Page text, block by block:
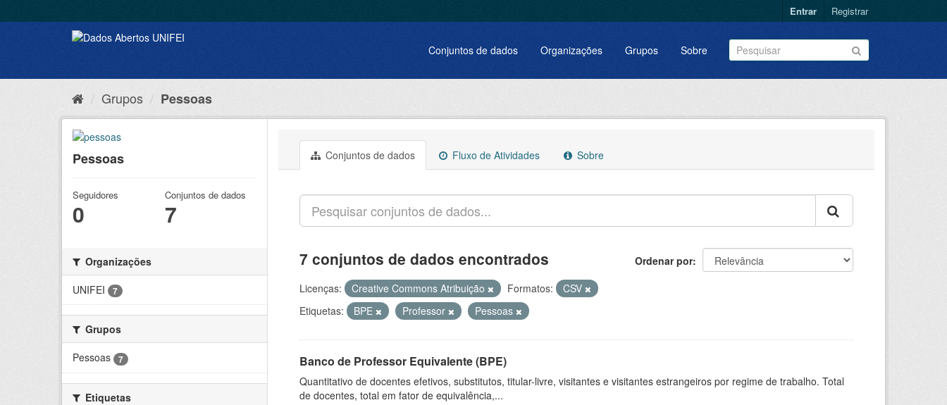
Entrar Registrar
Conjuntos de dados Organizações Grupos Sobre
Grupos Pessoas
Pessoas
Seguidores
0
Conjuntos de dados
7
Organizações
UNIFEI
7
Grupos
Pessoas
7
Etiquetas
Conjuntos de dados Fluxo de Atividades Sobre
Ordenar por
7 conjuntos de dados encontrados
Licenças: Creative Commons Atribuição Formatos:
CSV
Etiquetas:
BPE Professor Pessoas
Banco de Professor Equivalente (BPE)
Quantitativo de docentes efetivos, substitutos, titular-livre, visitantes e visitantes estrangeiros por regime de trabalho. Total
de docentes, total em fator de equivalência,...